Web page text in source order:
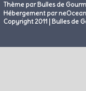
Thème par Bulles de
Hébergement par
Copyright 2011 | Bulles de